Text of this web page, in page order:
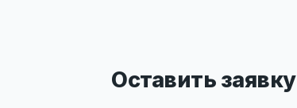
Оставить заявку